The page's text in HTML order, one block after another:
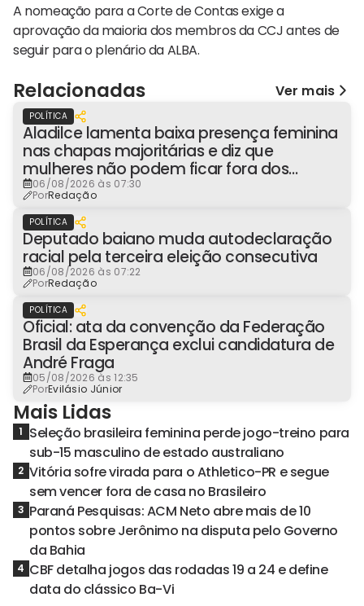
A nomeação para a Corte de Contas exige a
aprovação da maioria dos membros da CCJ antes de
seguir para o plenário da ALBA.
Relacionadas Ver mais
POLÍTICA
Aladilce lamenta baixa presença feminina
nas chapas majoritárias e diz que
mulheres não podem ficar fora dos
espaços de poder
06/08/2026 às 07:30
PorRedação
POLÍTICA
Deputado baiano muda autodeclaração
racial pela terceira eleição consecutiva
06/08/2026 às 07:22
PorRedação
POLÍTICA
Oficial: ata da convenção da Federação
Brasil da Esperança exclui candidatura de
André Fraga
05/08/2026 às 12:35
PorEvilásio Júnior
Mais Lidas
1 Seleção brasileira feminina perde jogo-treino para
sub-15 masculino de estado australiano
2 Vitória sofre virada para o Athletico-PR e segue
sem vencer fora de casa no Brasileiro
3 Paraná Pesquisas: ACM Neto abre mais de 10
pontos sobre Jerônimo na disputa pelo Governo
da Bahia
4 CBF detalha jogos das rodadas 19 a 24 e define
data do clássico Ba-Vi